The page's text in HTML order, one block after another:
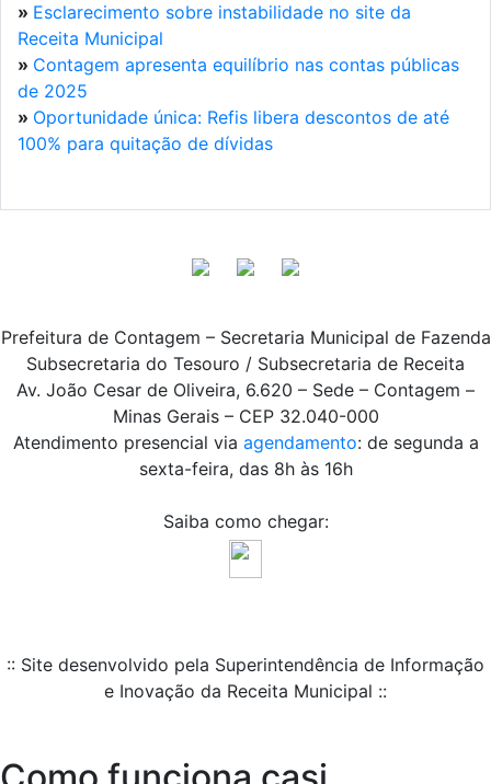
» Esclarecimento sobre instabilidade no site da
Receita Municipal
» Contagem apresenta equilíbrio nas contas públicas
de 2025
» Oportunidade única: Refis libera descontos de até
100% para quitação de dívidas
Prefeitura de Contagem – Secretaria Municipal de Fazenda
Subsecretaria do Tesouro / Subsecretaria de Receita
Av. João Cesar de Oliveira, 6.620 – Sede – Contagem –
Minas Gerais – CEP 32.040-000
Atendimento presencial via agendamento: de segunda a
sexta-feira, das 8h às 16h
Saiba como chegar:
:: Site desenvolvido pela Superintendência de Informação
e Inovação da Receita Municipal ::